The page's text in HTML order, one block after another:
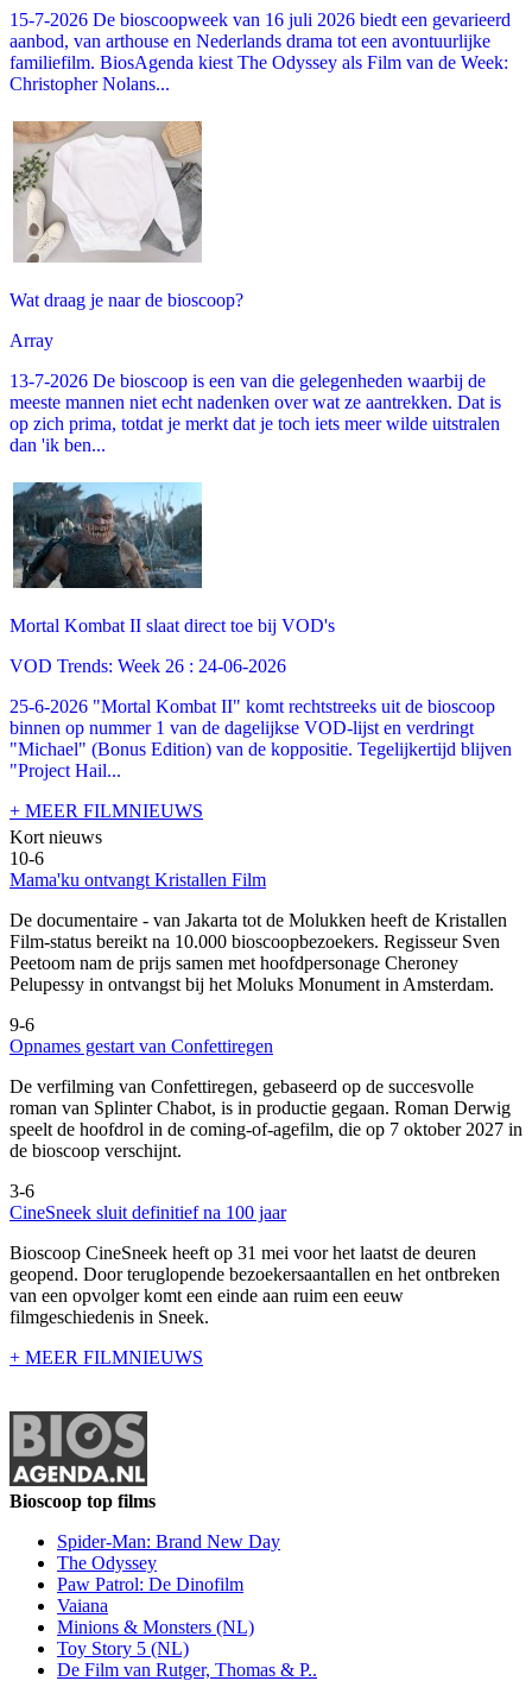
15-7-2026 De bioscoopweek van 16 juli 2026 biedt een gevarieerd
aanbod, van arthouse en Nederlands drama tot een avontuurlijke
familiefilm. BiosAgenda kiest The Odyssey als Film van de Week:
Christopher Nolans...
Wat draag je naar de bioscoop?
Array
13-7-2026 De bioscoop is een van die gelegenheden waarbij de
meeste mannen niet echt nadenken over wat ze aantrekken. Dat is
op zich prima, totdat je merkt dat je toch iets meer wilde uitstralen
dan 'ik ben...
Mortal Kombat II slaat direct toe bij VOD's
VOD Trends: Week 26 : 24-06-2026
25-6-2026 "Mortal Kombat II" komt rechtstreeks uit de bioscoop
binnen op nummer 1 van de dagelijkse VOD-lijst en verdringt
"Michael" (Bonus Edition) van de koppositie. Tegelijkertijd blijven
"Project Hail...
+ MEER FILMNIEUWS
Kort nieuws
10-6
Mama'ku ontvangt Kristallen Film
De documentaire - van Jakarta tot de Molukken heeft de Kristallen
Film-status bereikt na 10.000 bioscoopbezoekers. Regisseur Sven
Peetoom nam de prijs samen met hoofdpersonage Cheroney
Pelupessy in ontvangst bij het Moluks Monument in Amsterdam.
9-6
Opnames gestart van Confettiregen
De verfilming van Confettiregen, gebaseerd op de succesvolle
roman van Splinter Chabot, is in productie gegaan. Roman Derwig
speelt de hoofdrol in de coming-of-agefilm, die op 7 oktober 2027 in
de bioscoop verschijnt.
3-6
CineSneek sluit definitief na 100 jaar
Bioscoop CineSneek heeft op 31 mei voor het laatst de deuren
geopend. Door teruglopende bezoekersaantallen en het ontbreken
van een opvolger komt een einde aan ruim een eeuw
filmgeschiedenis in Sneek.
+ MEER FILMNIEUWS
Bioscoop top films
Spider-Man: Brand New Day
The Odyssey
Paw Patrol: De Dinofilm
Vaiana
Minions & Monsters (NL)
Toy Story 5 (NL)
De Film van Rutger, Thomas & P..